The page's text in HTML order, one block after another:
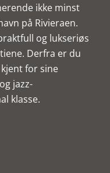
ikke minst
på Rivieraen.
og lukseriøs
Derfra er du
for sine
jazz-
klasse.